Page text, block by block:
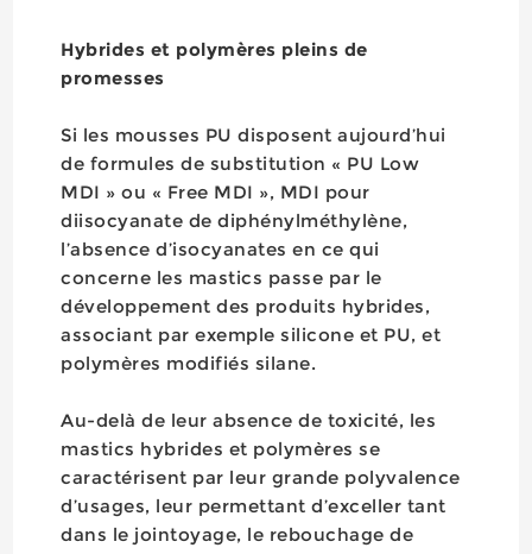
Hybrides et polymères pleins de
promesses
Si les mousses PU disposent aujourd’hui
de formules de substitution « PU Low
MDI » ou « Free MDI », MDI pour
diisocyanate de diphénylméthylène,
l’absence d’isocyanates en ce qui
concerne les mastics passe par le
développement des produits hybrides,
associant par exemple silicone et PU, et
polymères modifiés silane.
Au-delà de leur absence de toxicité, les
mastics hybrides et polymères se
caractérisent par leur grande polyvalence
d’usages, leur permettant d’exceller tant
dans le jointoyage, le rebouchage de